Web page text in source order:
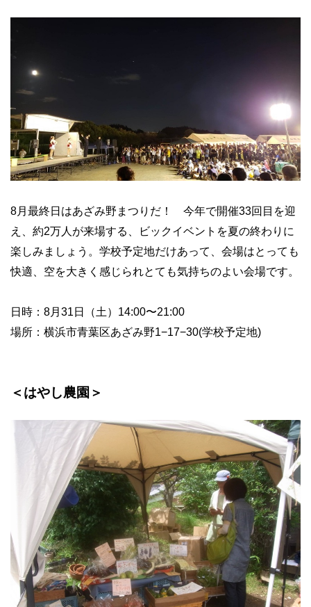
8月最終日はあざみ野まつりだ！ 今年で開催33回目を迎
え、約2万人が来場する、ビックイベントを夏の終わりに
楽しみましょう。学校予定地だけあって、会場はとっても
快適、空を大きく感じられとても気持ちのよい会場です。
日時：8月31日（土）14:00〜21:00
場所：横浜市青葉区あざみ野1−17−30(学校予定地)
＜はやし農園＞